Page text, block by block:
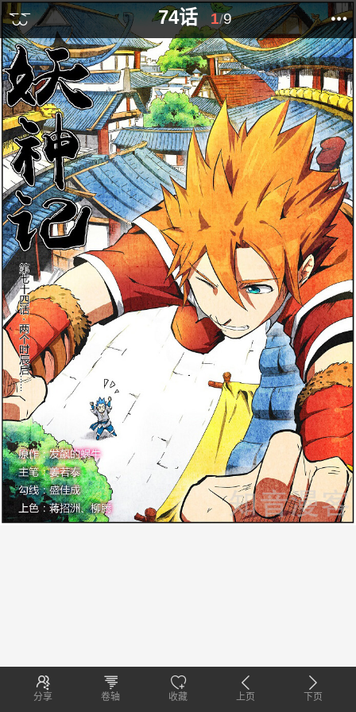
74话 1/9
分享 卷轴 收藏 上页 下页